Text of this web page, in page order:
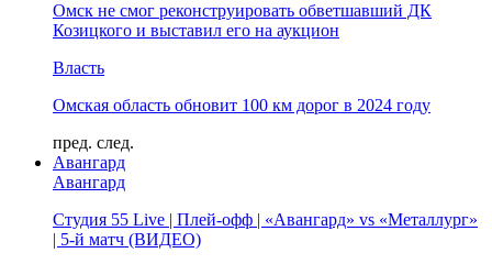
Омск не смог реконструировать обветшавший ДК
Козицкого и выставил его на аукцион
Власть
Омская область обновит 100 км дорог в 2024 году
пред. след.
Авангард
Авангард
Студия 55 Live | Плей-офф | «Авангард» vs «Металлург»
| 5-й матч (ВИДЕО)